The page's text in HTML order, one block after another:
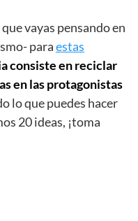
vayas pensando en
paraestas
consiste en reciclar
en las protagonistas
lo que puedes hacer
20 ideas, ¡toma